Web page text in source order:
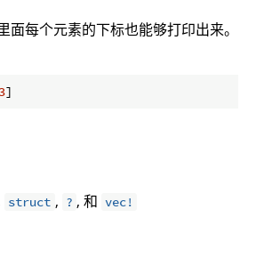
每个元素的下标也能够打印出来。
3]
struct , ? , 和 vec!